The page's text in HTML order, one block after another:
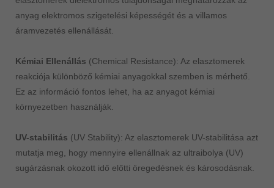
anyag elektromos szigetelési képességét és a villamos
áramvezetés ellenállását.
Kémiai Ellenállás (Chemical Resistance): Az elasztomerek
reakciója különböző kémiai anyagokkal szemben is mérhető.
Ez az információ fontos lehet, ha az anyagot kémiai
környezetben használják.
UV-stabilitás (UV Stability): Az elasztomerek UV-stabilitása azt
mutatja meg, hogy mennyire ellenállnak az ultraibolya (UV)
sugárzásnak okozott idő előtti öregedésnek és károsodásnak.